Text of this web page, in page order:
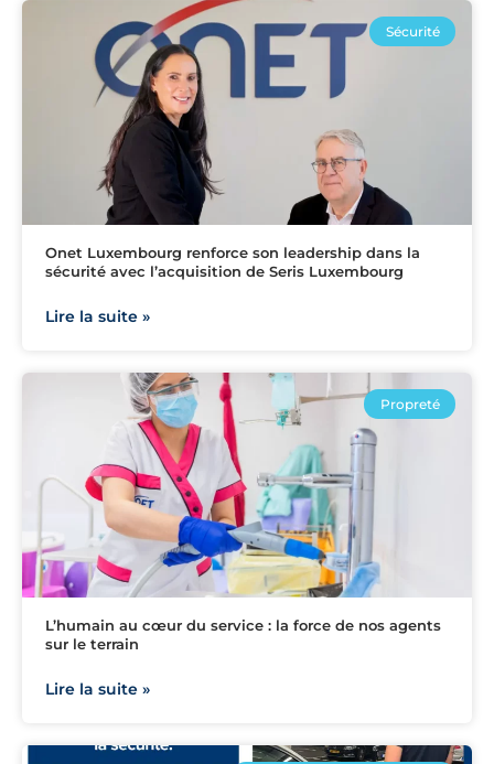
Sécurité
Onet Luxembourg renforce son leadership dans la
sécurité avec l’acquisition de Seris Luxembourg
Lire la suite »
Propreté
L’humain au cœur du service : la force de nos agents
sur le terrain
Lire la suite »